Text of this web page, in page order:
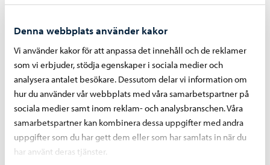
Denna webbplats använder kakor
Vi använder kakor för att anpassa det innehåll och de reklamer
som vi erbjuder, stödja egenskaper i sociala medier och
analysera antalet besökare. Dessutom delar vi information om
hur du använder vår webbplats med våra samarbetspartner på
sociala medier samt inom reklam- och analysbranschen. Våra
samarbetspartner kan kombinera dessa uppgifter med andra
uppgifter som du har gett dem eller som har samlats in när du
har använt deras tjänster.